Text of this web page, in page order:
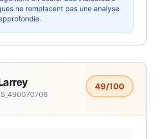
ne remplacent pas une analyse
49/100